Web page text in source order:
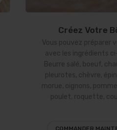
Créez Votre
Vous pouvez préparer
avec les ingrédients
Beurre salé, boeuf,
pleurotes, chèvre,
morue, oignons,
poulet, roquette,
COMMANDER